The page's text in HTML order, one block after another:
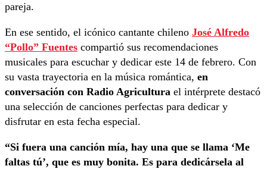
pareja.
En ese sentido, el icónico cantante chileno José Alfredo
“Pollo” Fuentes compartió sus recomendaciones
musicales para escuchar y dedicar este 14 de febrero. Con
su vasta trayectoria en la música romántica, en
conversación con Radio Agricultura el intérprete destacó
una selección de canciones perfectas para dedicar y
disfrutar en esta fecha especial.
“Si fuera una canción mía, hay una que se llama ‘Me
faltas tú’, que es muy bonita. Es para dedicársela al